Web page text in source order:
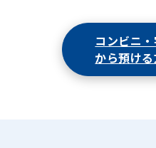
コンビニ
から預け